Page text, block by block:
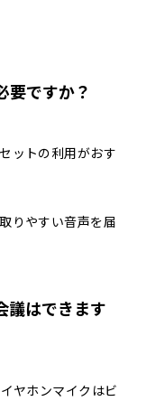
ですか？
ットの利用がおす
りやすい音声を届
議はできます
ヤホンマイクはビ